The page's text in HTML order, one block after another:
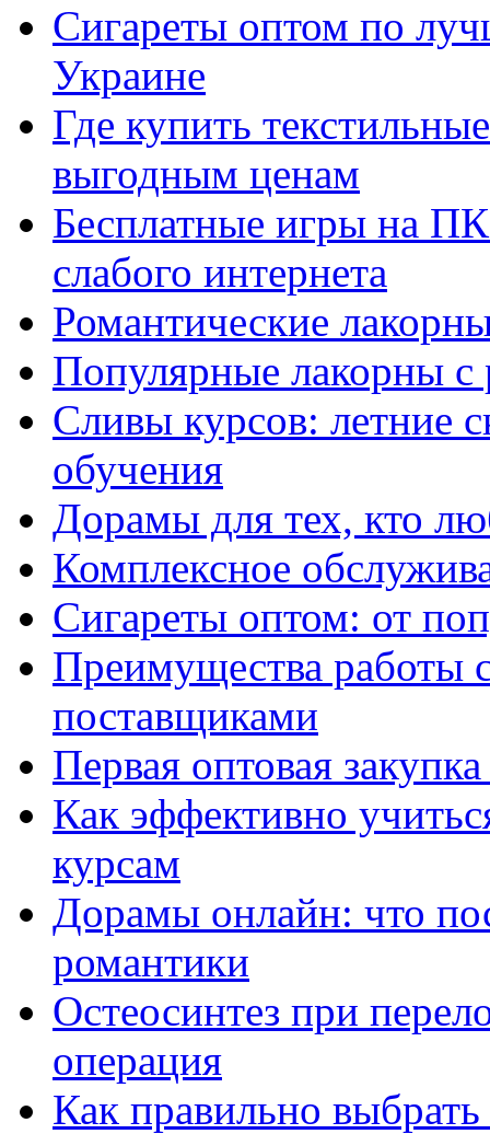
Сигареты оптом по
Украине
Где купить
выгодным ценам
Бесплатные игры на
слабого интернета
Романтические
Популярные лакорны с
Сливы курсов: летние
обучения
Дорамы для тех, кто
Комплексное
Сигареты оптом: от
Преимущества работы
поставщиками
Первая оптовая
Как эффективно
курсам
Дорамы онлайн: что
романтики
Остеосинтез при
операция
Как правильно